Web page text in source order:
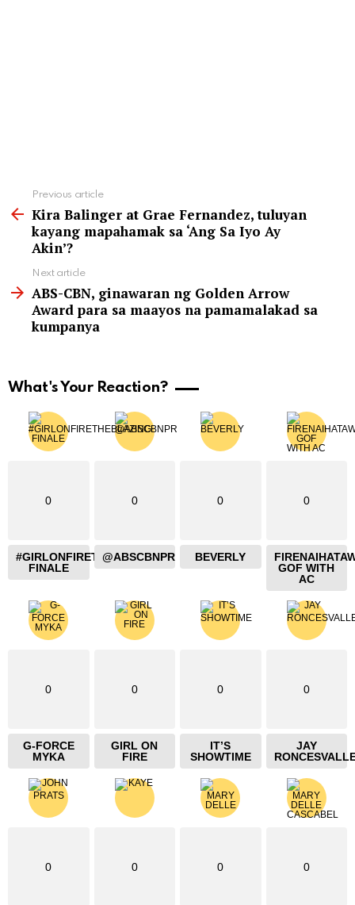
more
Previous article
Kira Balinger at Grae Fernandez, tuluyan
kayang mapahamak sa ‘Ang Sa Iyo Ay
Akin’?
Next article
ABS-CBN, ginawaran ng Golden Arrow
Award para sa maayos na pamamalakad sa
kumpanya
What's Your Reaction?
0
#GIRLONFIRETHEBLAZING
FINALE
0
@ABSCBNPR
0
BEVERLY
0
GOF WITH
AC
0
G-FORCE
MYKA
0
GIRL ON
FIRE
0
IT’S
SHOWTIME
0
JAY
0 0 0 0